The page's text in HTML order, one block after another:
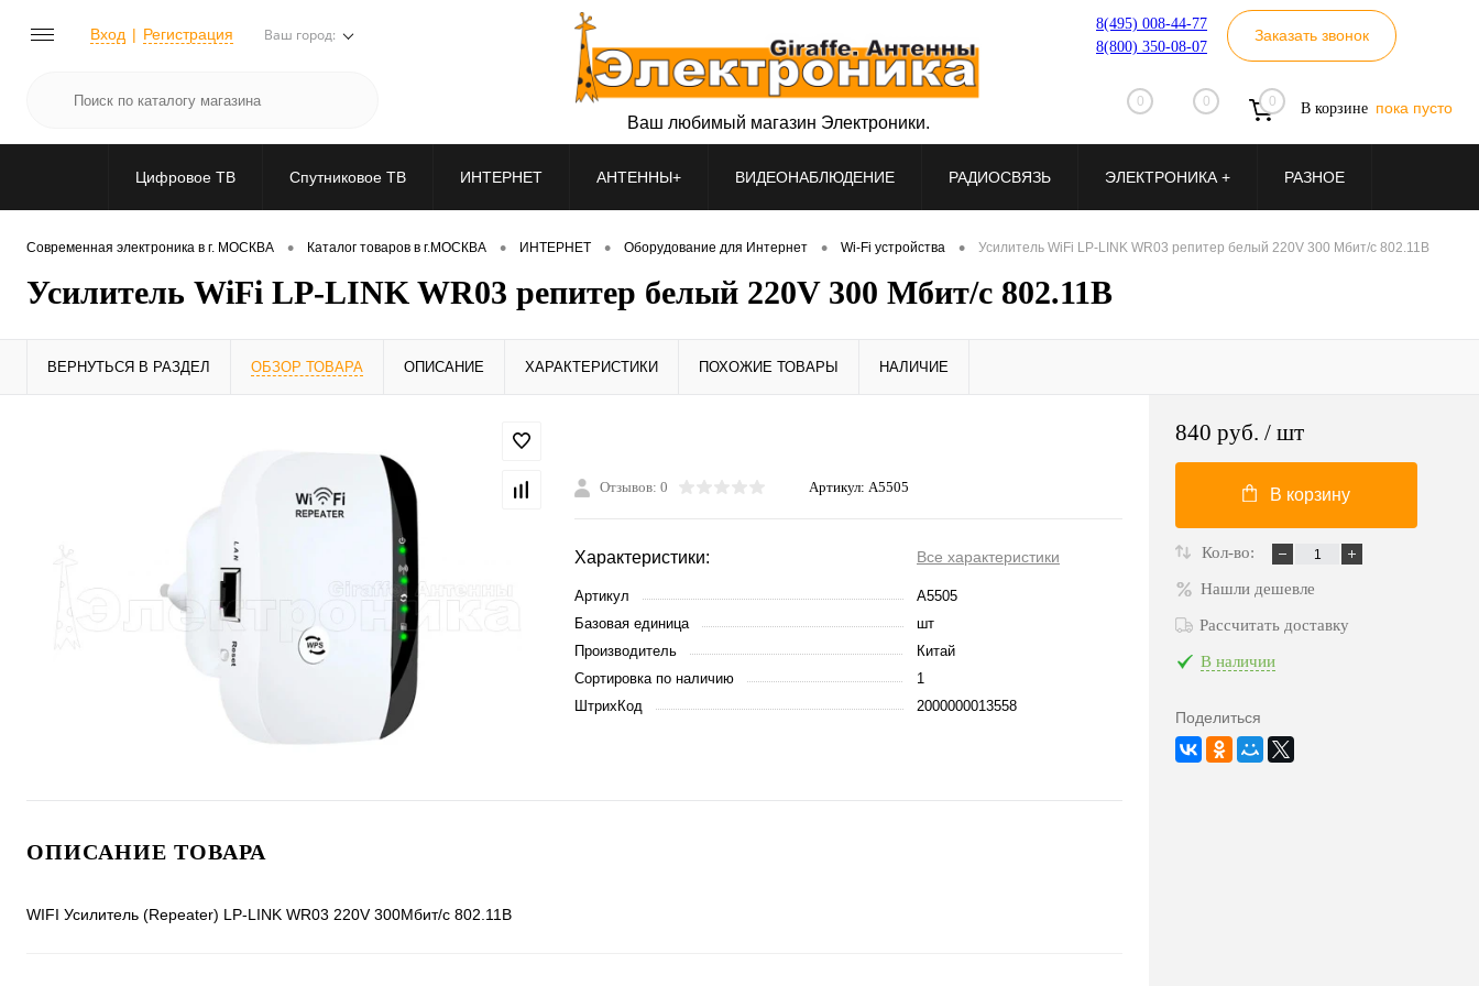
Вход Регистрация Ваш город:
8(495) 008-44-77
8(800) 350-08-07
Заказать звонок
0 0 0 В корзине пока пусто
Ваш любимый магазин Электроники.
Цифровое ТВ Спутниковое ТВ ИНТЕРНЕТ АНТЕННЫ+ ВИДЕОНАБЛЮДЕНИЕ РАДИОСВЯЗЬ ЭЛЕКТРОНИКА + РАЗНОЕ
Современная электроника в г. МОСКВА • Каталог товаров в г.МОСКВА • ИНТЕРНЕТ • Оборудование для Интернет • Wi-Fi устройства • Усилитель WiFi LP-LINK WR03 репитер белый 220V 300 Мбит/с 802.11B
Усилитель WiFi LP-LINK WR03 репитер белый 220V 300 Мбит/с 802.11B
ВЕРНУТЬСЯ В РАЗДЕЛ ОБЗОР ТОВАРА ОПИСАНИЕ ХАРАКТЕРИСТИКИ ПОХОЖИЕ ТОВАРЫ НАЛИЧИЕ
Отзывов: 0 Артикул: A5505
Характеристики: Все характеристики
Артикул
A5505
Базовая единица
шт
Производитель
Китай
Сортировка по наличию
1
ШтрихКод
2000000013558
ОПИСАНИЕ ТОВАРА
WIFI Усилитель (Repeater) LP-LINK WR03 220V 300Мбит/с 802.11B
840 руб. / шт
В корзину
Кол-во:
Нашли дешевле
Рассчитать доставку
В наличии
Поделиться